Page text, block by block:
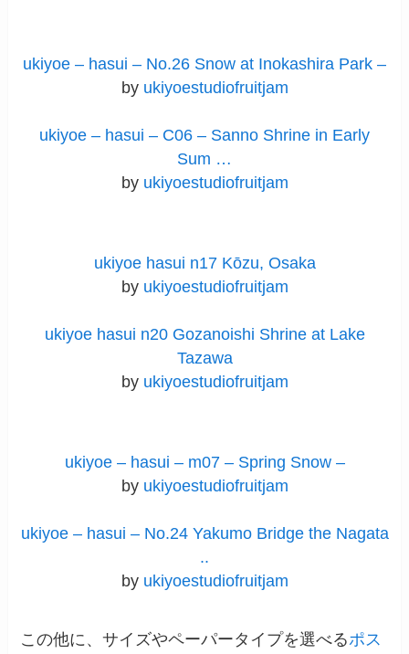
ukiyoe – hasui – No.26 Snow at Inokashira Park –
by ukiyoestudiofruitjam
ukiyoe – hasui – C06 – Sanno Shrine in Early
Sum …
by ukiyoestudiofruitjam
ukiyoe hasui n17 Kōzu, Osaka
by ukiyoestudiofruitjam
ukiyoe hasui n20 Gozanoishi Shrine at Lake
Tazawa
by ukiyoestudiofruitjam
ukiyoe – hasui – m07 – Spring Snow –
by ukiyoestudiofruitjam
ukiyoe – hasui – No.24 Yakumo Bridge the Nagata
..
by ukiyoestudiofruitjam
この他に、サイズやペーパータイプを選べるポス